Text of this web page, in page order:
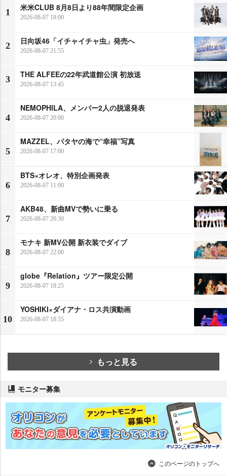
1
米米CLUB 8月8日より88年間限定企画
2026-08-07 18:00
2
日向坂46「イチャイチャ虫」発売へ
2026-08-07 21:55
3
THE ALFEEの22年武道館公演 初放送
2026-08-07 13:45
4
NEMOPHILA、メンバー2人の脱退発表
2026-08-07 20:00
5
MAZZEL、パタヤの海で“幸福”写真
2026-08-07 17:00
6
BTS×オレオ、特別企画発表
2026-08-07 11:00
7
AKB48、新曲MVで勢いに乗る
2026-08-07 20:30
8
モナキ 新MV公開 新衣装でダイブ
2026-08-07 22:00
9
globe『Relation』ツアー限定公開
2026-08-07 18:25
10
YOSHIKI×ダイアナ・ロス共演動画
2026-08-07 18:55
もっと見る
モニター募集
このページのトップへ